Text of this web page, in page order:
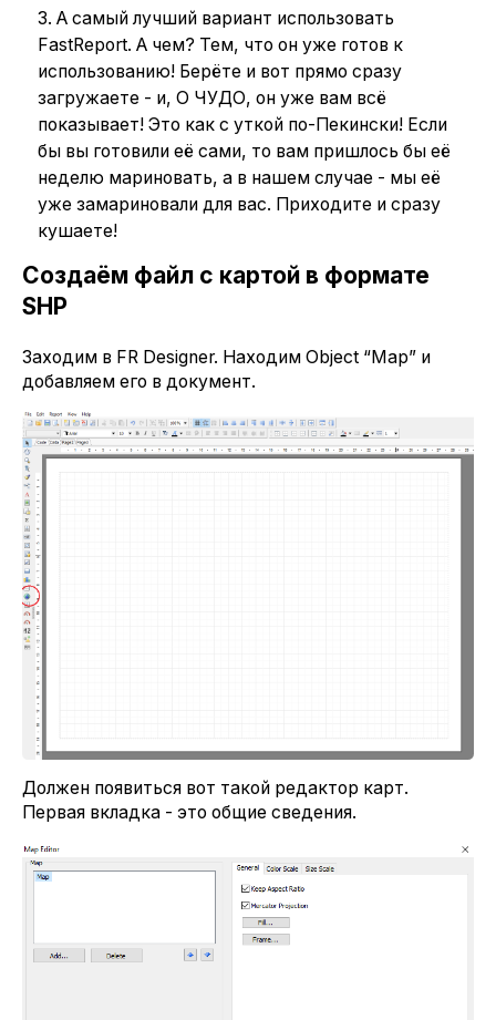
А самый лучший вариант использовать
FastReport. А чем? Тем, что он уже готов к
использованию! Берёте и вот прямо сразу
загружаете - и, О ЧУДО, он уже вам всё
показывает! Это как с уткой по-Пекински! Если
бы вы готовили её сами, то вам пришлось бы её
неделю мариновать, а в нашем случае - мы её
уже замариновали для вас. Приходите и сразу
кушаете!
Создаём файл с картой в формате
SHP
Заходим в FR Designer. Находим Object “Map” и
добавляем его в документ.
Должен появиться вот такой редактор карт.
Первая вкладка - это общие сведения.